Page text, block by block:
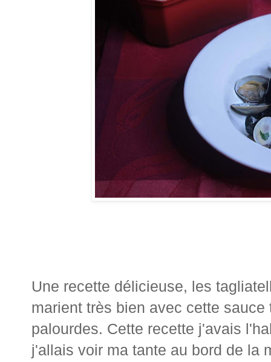
Une recette délicieuse, les
marient très bien avec cette
palourdes. Cette recette j'avais
j'allais voir ma tante au bord de la